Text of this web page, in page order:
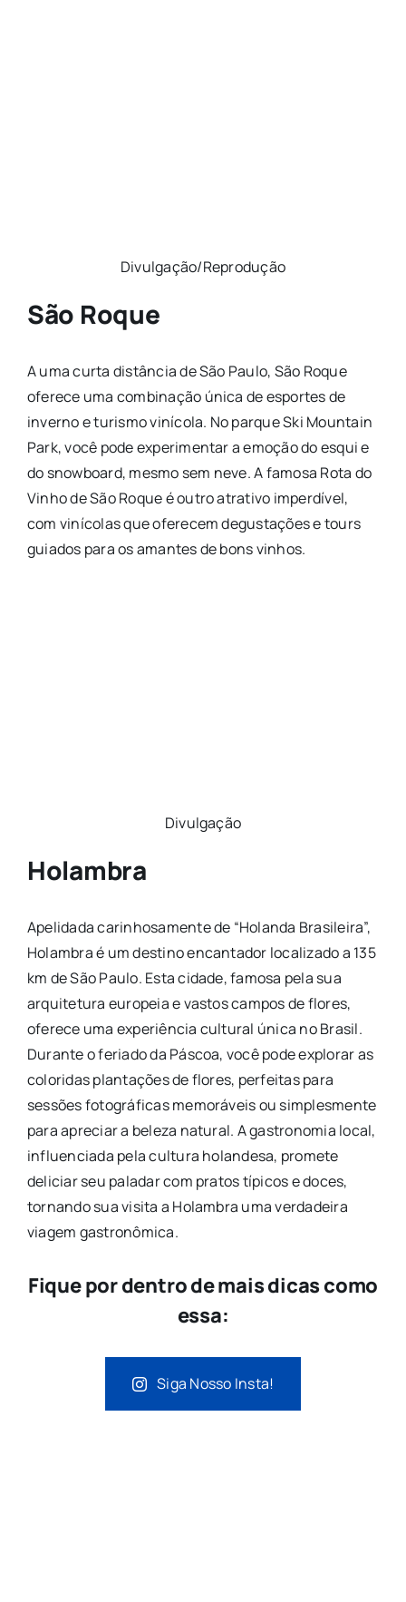
Divulgação/Reprodução
São Roque
A uma curta distância de São Paulo, São Roque
oferece uma combinação única de esportes de
inverno e turismo vinícola. No parque Ski Mountain
Park, você pode experimentar a emoção do esqui e
do snowboard, mesmo sem neve. A famosa Rota do
Vinho de São Roque é outro atrativo imperdível,
com vinícolas que oferecem degustações e tours
guiados para os amantes de bons vinhos.
Divulgação
Holambra
Apelidada carinhosamente de “Holanda Brasileira”,
Holambra é um destino encantador localizado a 135
km de São Paulo. Esta cidade, famosa pela sua
arquitetura europeia e vastos campos de flores,
oferece uma experiência cultural única no Brasil.
Durante o feriado da Páscoa, você pode explorar as
coloridas plantações de flores, perfeitas para
sessões fotográficas memoráveis ou simplesmente
para apreciar a beleza natural. A gastronomia local,
influenciada pela cultura holandesa, promete
deliciar seu paladar com pratos típicos e doces,
tornando sua visita a Holambra uma verdadeira
viagem gastronômica.
Fique por dentro de mais dicas como
essa:
Siga Nosso Insta!